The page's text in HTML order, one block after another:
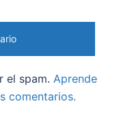
el spam. Aprende
comentarios.